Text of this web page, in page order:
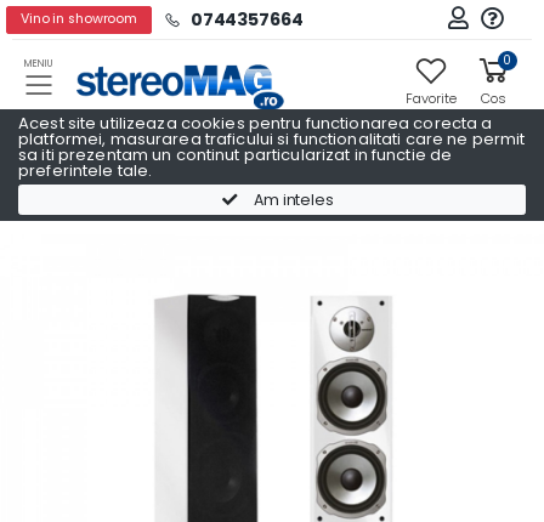
Acest site utilizeaza cookies pentru functionarea corecta a
platformei, masurarea traficului si functionalitati care ne permit
sa iti prezentam un continut particularizat in functie de
preferintele tale.
Am inteles
Vino in showroom 0744357664
MENIU
Favorite
0
Cos
Boxe podea QUADRAL